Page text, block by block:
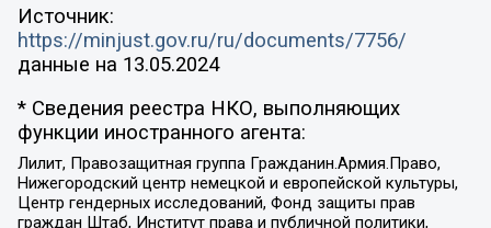
Источник:
https://minjust.gov.ru/ru/documents/7756/
данные на 13.05.2024
* Сведения реестра НКО, выполняющих
функции иностранного агента:
Лилит, Правозащитная группа Гражданин.Армия.Право,
Нижегородский центр немецкой и европейской культуры,
Центр гендерных исследований, Фонд защиты прав
граждан Штаб, Институт права и публичной политики,